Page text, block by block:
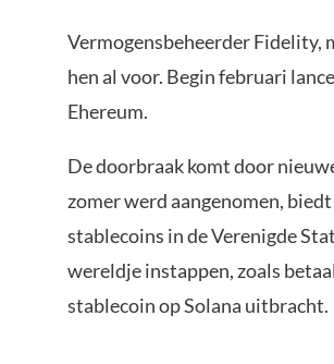
Vermogensbeheerder Fidelity,
hen al voor. Begin februari
Ehereum.
De doorbraak komt door
zomer werd aangenomen,
stablecoins in de Verenigde
wereldje instappen, zoals
stablecoin op Solana uitbracht.